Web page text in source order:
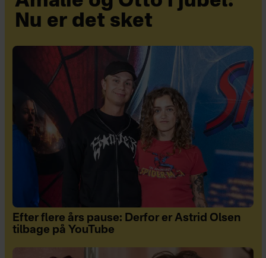
Nu er det sket
Efter flere års pause: Derfor er Astrid Olsen
tilbage på YouTube